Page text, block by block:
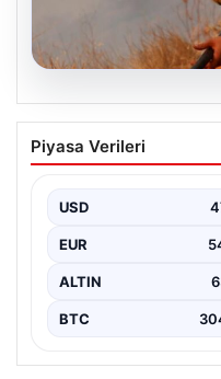
04.08.2026
Dokuz Şehir İçin
Uyarısı: Bugün
kesimlerinde yer alan
Piyasa Verileri
USD
EUR
ALTIN
BTC